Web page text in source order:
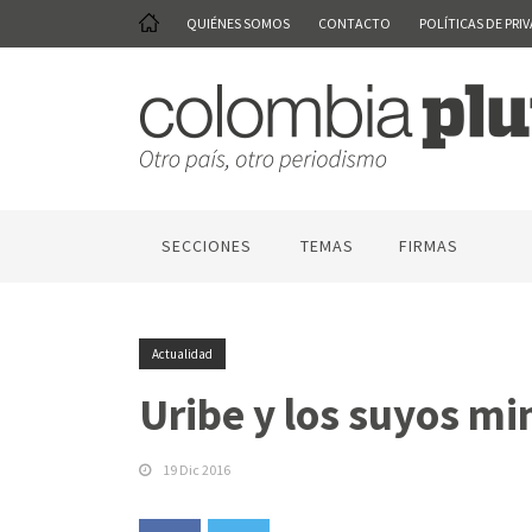
QUIÉNES SOMOS CONTACTO POLÍTICAS DE
SECCIONES TEMAS FIRMAS
Actualidad
Uribe y los suyos
19 Dic 2016